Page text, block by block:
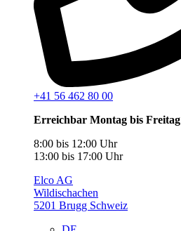
+41 56 462 80 00
Erreichbar Montag bis Freitag
8:00 bis 12:00 Uhr
13:00 bis 17:00 Uhr
Elco AG
Wildischachen
5201 Brugg Schweiz